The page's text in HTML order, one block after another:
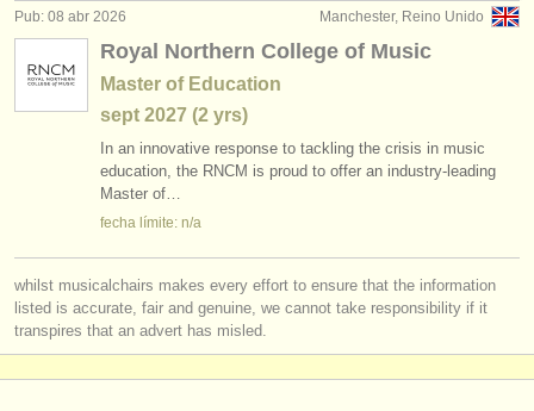
directorios:
orquestas y teatros
conservatorios
jóvenes orquestas
contáctenos
fuentes rss
concurso de flauta
venta de flauta (80)
flauta perdida
Manchester, Reino Unido
Pub: 08 abr 2026
Royal Northern College of Music
Master of Education
sept 2027 (2 yrs)
In an innovative response to tackling the crisis in music
education, the RNCM is proud to offer an industry-leading
Master of…
fecha límite: n/a
whilst musicalchairs makes every effort to ensure that the information
listed is accurate, fair and genuine, we cannot take responsibility if it
transpires that an advert has misled.